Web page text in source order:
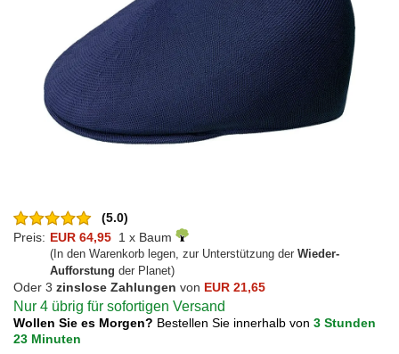
(5.0)
Preis: EUR 64,95 1 x Baum
(In den Warenkorb legen, zur Unterstützung der Wieder-
Aufforstung der Planet)
Oder 3 zinslose Zahlungen von EUR 21,65
Nur 4 übrig für sofortigen Versand
Wollen Sie es Morgen? Bestellen Sie innerhalb von 3 Stunden
23 Minuten